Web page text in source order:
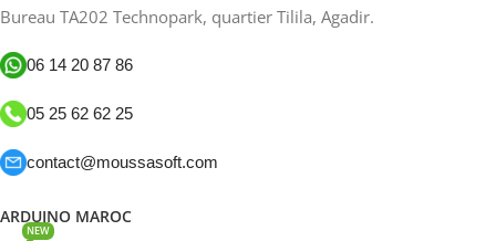
Bureau TA202 Technopark, quartier Tilila, Agadir.
06 14 20 87 86
05 25 62 62 25
contact@moussasoft.com
ARDUINO MAROC
NEW